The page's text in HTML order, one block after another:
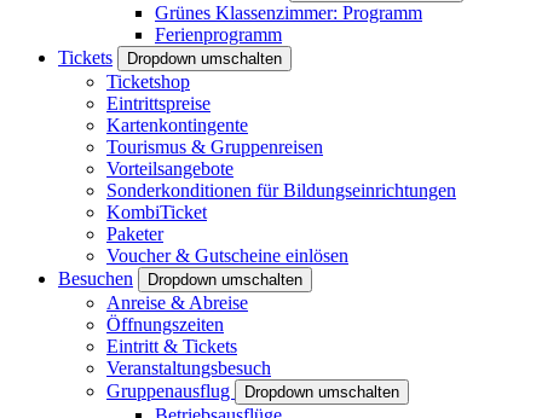
Grünes Klassenzimmer: Programm
Ferienprogramm
Tickets
Dropdown umschalten
Ticketshop
Eintrittspreise
Kartenkontingente
Tourismus & Gruppenreisen
Vorteilsangebote
Sonderkonditionen für Bildungseinrichtungen
KombiTicket
Paketer
Voucher & Gutscheine einlösen
Besuchen
Dropdown umschalten
Anreise & Abreise
Öffnungszeiten
Eintritt & Tickets
Veranstaltungsbesuch
Gruppenausflug
Dropdown umschalten